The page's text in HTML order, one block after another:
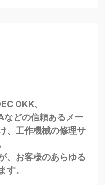
OKK、
どの信頼あるメー
、工作機械の修理サ
、お客様のあらゆる
す。